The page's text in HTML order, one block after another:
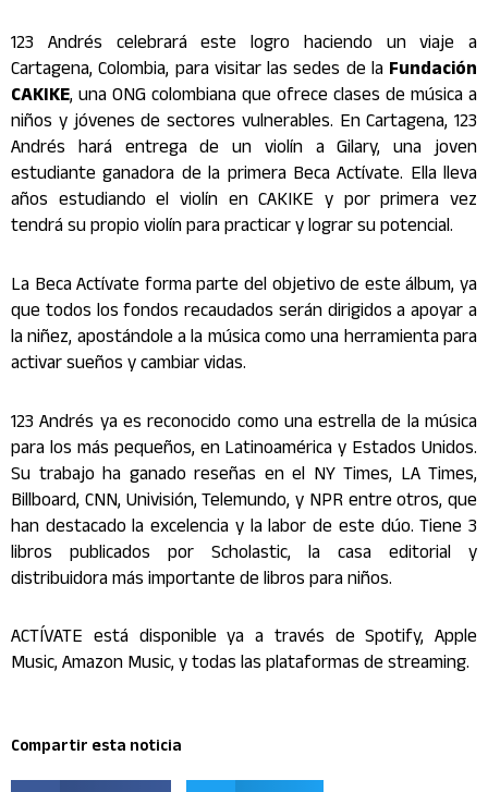
123 Andrés celebrará este logro haciendo un viaje a
Cartagena, Colombia, para visitar las sedes de la Fundación
CAKIKE, una ONG colombiana que ofrece clases de música a
niños y jóvenes de sectores vulnerables. En Cartagena, 123
Andrés hará entrega de un violín a Gilary, una joven
estudiante ganadora de la primera Beca Actívate. Ella lleva
años estudiando el violín en CAKIKE y por primera vez
tendrá su propio violín para practicar y lograr su potencial.
La Beca Actívate forma parte del objetivo de este álbum, ya
que todos los fondos recaudados serán dirigidos a apoyar a
la niñez, apostándole a la música como una herramienta para
activar sueños y cambiar vidas.
123 Andrés ya es reconocido como una estrella de la música
para los más pequeños, en Latinoamérica y Estados Unidos.
Su trabajo ha ganado reseñas en el NY Times, LA Times,
Billboard, CNN, Univisión, Telemundo, y NPR entre otros, que
han destacado la excelencia y la labor de este dúo. Tiene 3
libros publicados por Scholastic, la casa editorial y
distribuidora más importante de libros para niños.
ACTÍVATE está disponible ya a través de Spotify, Apple
Music, Amazon Music, y todas las plataformas de streaming.
Compartir esta noticia